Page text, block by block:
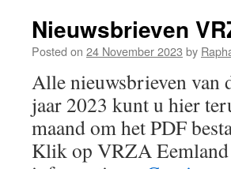
Nieuwsbrieven
Posted on 24 November 2023 by
Alle nieuwsbrieven van
jaar 2023 kunt u hier
maand om het PDF
Klik op VRZA